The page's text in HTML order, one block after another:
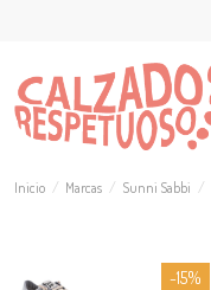
Inicio Marcas Sunni Sabbi
-15%